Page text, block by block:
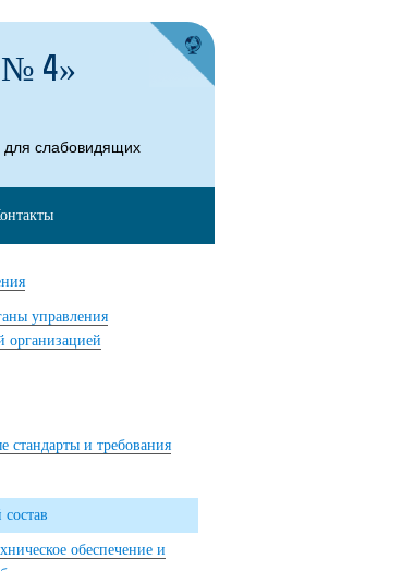
управления
организацией
стандарты и требования
обеспечение и
№ 4»
для слабовидящих